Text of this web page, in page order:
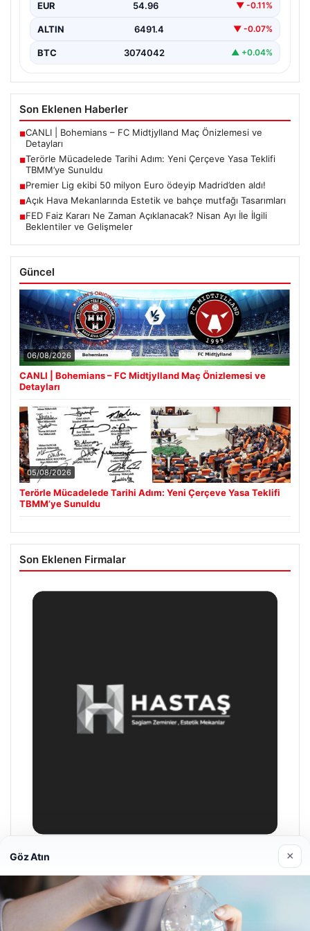
EUR 54.96 ▼ -0.11%
ALTIN 6491.4 ▼ -0.07%
BTC 3074042 ▲ +0.04%
Son Eklenen Haberler
■CANLI | Bohemians – FC Midtjylland Maç Önizlemesi ve
Detayları
■Terörle Mücadelede Tarihi Adım: Yeni Çerçeve Yasa Teklifi
TBMM’ye Sunuldu
■Premier Lig ekibi 50 milyon Euro ödeyip Madrid’den aldı!
■Açık Hava Mekanlarında Estetik ve bahçe mutfağı Tasarımları
■FED Faiz Kararı Ne Zaman Açıklanacak? Nisan Ayı İle İlgili
Beklentiler ve Gelişmeler
Güncel
06/08/2026
CANLI | Bohemians – FC Midtjylland Maç Önizlemesi ve
Detayları
05/08/2026
Terörle Mücadelede Tarihi Adım: Yeni Çerçeve Yasa Teklifi
TBMM’ye Sunuldu
Son Eklenen Firmalar
Enes Kaplan Avukatlık Bürosu
28/04/2026
Göz Atın ×